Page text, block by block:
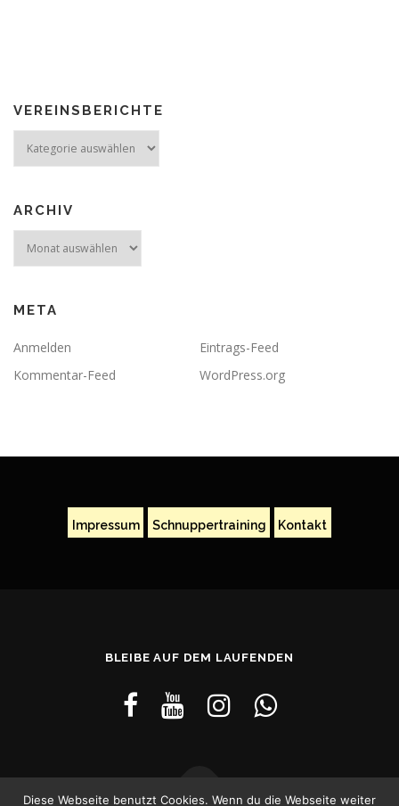
VEREINSBERICHTE
ARCHIV
META
Anmelden
Eintrags-Feed
Kommentar-Feed
WordPress.org
Impressum Schnuppertraining Kontakt
BLEIBE AUF DEM LAUFENDEN
Diese Webseite benutzt Cookies. Wenn du die Webseite weiter